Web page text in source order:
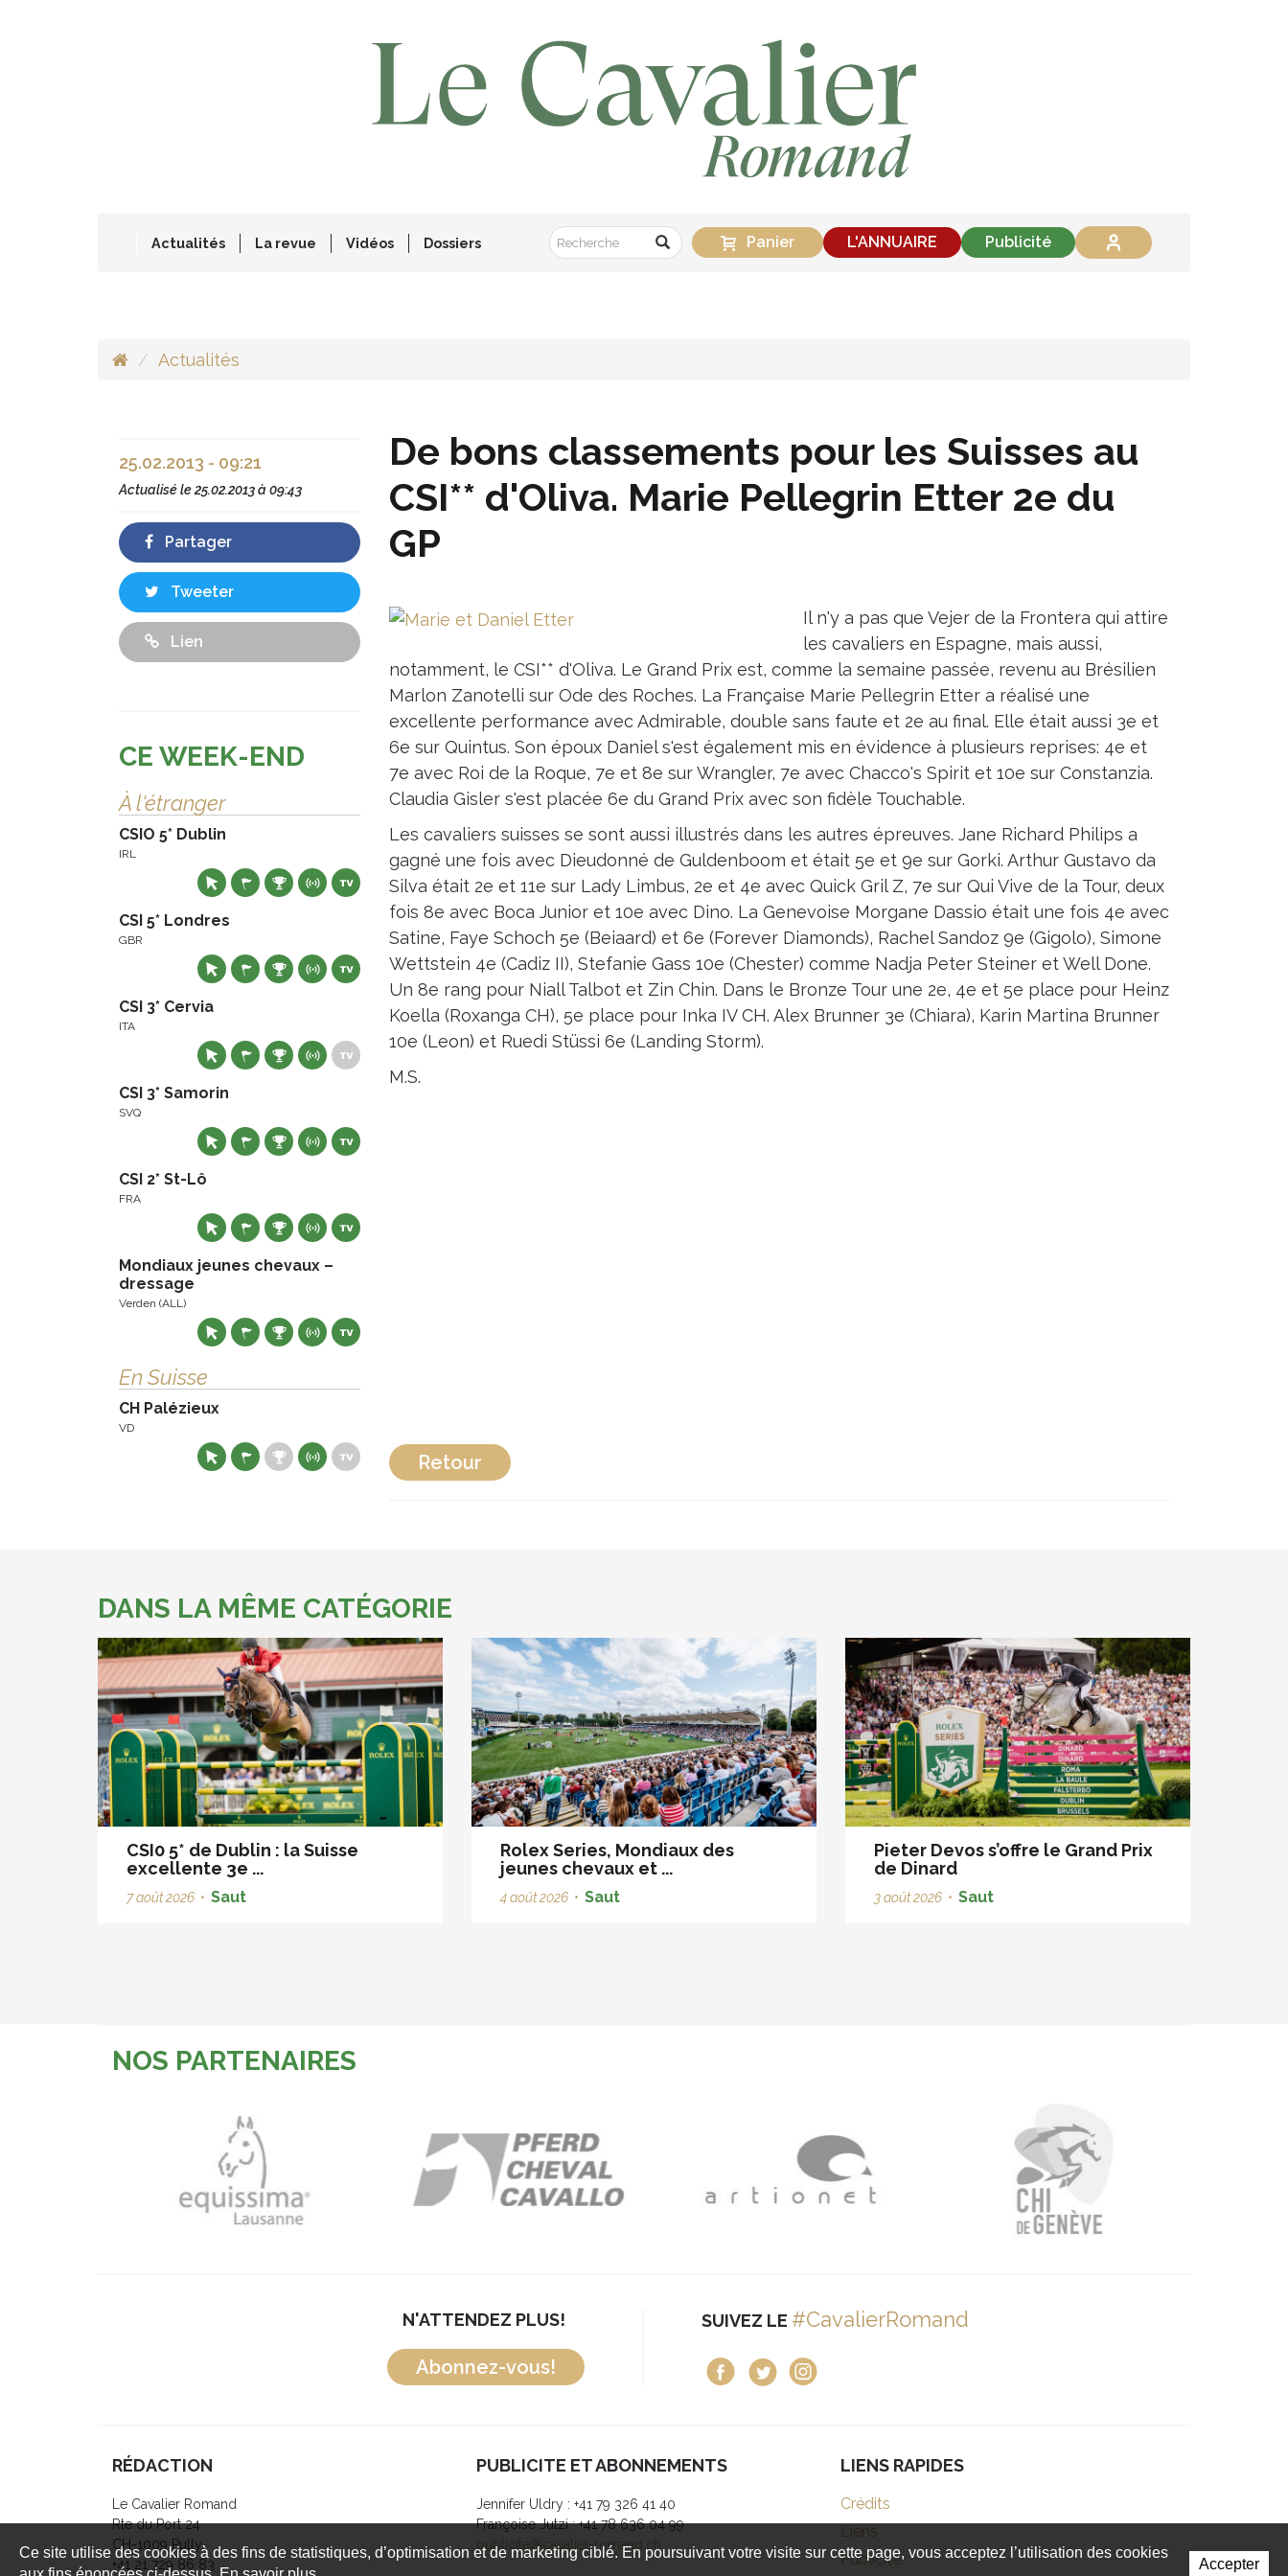
Actualités La revue Vidéos Dossiers Panier L'ANNUAIRE Publicité
Actualités
De bons classements pour les Suisses au
CSI** d'Oliva. Marie Pellegrin Etter 2e du
GP
Il n'y a pas que Vejer de la Frontera qui attire
les cavaliers en Espagne, mais aussi,
notamment, le CSI** d'Oliva. Le Grand Prix est, comme la semaine passée, revenu au Brésilien
Marlon Zanotelli sur Ode des Roches. La Française Marie Pellegrin Etter a réalisé une
excellente performance avec Admirable, double sans faute et 2e au final. Elle était aussi 3e et
6e sur Quintus. Son époux Daniel s'est également mis en évidence à plusieurs reprises: 4e et
7e avec Roi de la Roque, 7e et 8e sur Wrangler, 7e avec Chacco's Spirit et 10e sur Constanzia.
Claudia Gisler s'est placée 6e du Grand Prix avec son fidèle Touchable.
Les cavaliers suisses se sont aussi illustrés dans les autres épreuves. Jane Richard Philips a
gagné une fois avec Dieudonné de Guldenboom et était 5e et 9e sur Gorki. Arthur Gustavo da
Silva était 2e et 11e sur Lady Limbus, 2e et 4e avec Quick Gril Z, 7e sur Qui Vive de la Tour, deux
fois 8e avec Boca Junior et 10e avec Dino. La Genevoise Morgane Dassio était une fois 4e avec
Satine, Faye Schoch 5e (Beiaard) et 6e (Forever Diamonds), Rachel Sandoz 9e (Gigolo), Simone
Wettstein 4e (Cadiz II), Stefanie Gass 10e (Chester) comme Nadja Peter Steiner et Well Done.
Un 8e rang pour Niall Talbot et Zin Chin. Dans le Bronze Tour une 2e, 4e et 5e place pour Heinz
Koella (Roxanga CH), 5e place pour Inka IV CH. Alex Brunner 3e (Chiara), Karin Martina Brunner
10e (Leon) et Ruedi Stüssi 6e (Landing Storm).
M.S.
Retour
25.02.2013 - 09:21
Actualisé le25.02.2013 à 09:43
Partager
Tweeter
Lien
CE WEEK-END
À l'étranger
CSIO 5* Dublin
IRL
CSI 5* Londres
GBR
CSI 3* Cervia
ITA
CSI 3* Samorin
SVQ
CSI 2* St-Lô
FRA
Mondiaux jeunes chevaux –
dressage
Verden (ALL)
En Suisse
CH Palézieux
VD
DANS LA MÊME CATÉGORIE
CSI0 5* de Dublin : la Suisse
excellente 3e ...
7 août 2026 • Saut
Rolex Series, Mondiaux des
jeunes chevaux et ...
4 août 2026 • Saut
Pieter Devos s’offre le Grand Prix
de Dinard
3 août 2026 • Saut
NOS PARTENAIRES
N'ATTENDEZ PLUS!
Abonnez-vous!
SUIVEZ LE #CavalierRomand
RÉDACTION
Le Cavalier Romand
Rte du Port 24
CH-1009 Pully
+41 21 729 86 83
PUBLICITE ET ABONNEMENTS
Jennifer Uldry : +41 79 326 41 40
Françoise Jutzi : +41 78 636 04 99
publicite@cavalier-romand.ch
LIENS RAPIDES
Crédits
Liens
Publicité
Ce site utilise des cookies à des fins de statistiques, d’optimisation et de marketing ciblé. En poursuivant votre visite sur cette page, vous acceptez l’utilisation des cookies
Accepter